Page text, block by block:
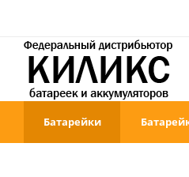
Батарейки